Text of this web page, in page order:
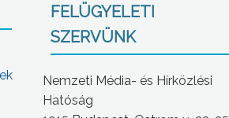
FELÜGYELETI
SZERVÜNK
Nemzeti Média- és Hírközlési
Hatóság